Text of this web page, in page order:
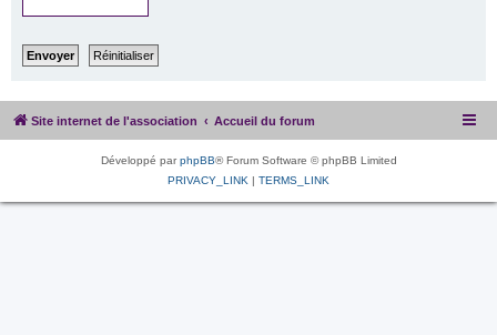
Site internet de l'association Accueil du forum
Développé parphpBB® Forum Software © phpBB Limited
PRIVACY_LINK | TERMS_LINK